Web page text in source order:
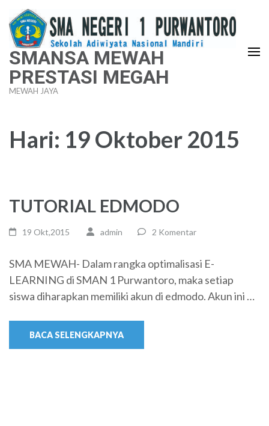
Lompat
ke
konten
(Tekan
Enter)
SMANSA MEWAH
PRESTASI MEGAH
MEWAH JAYA
Hari: 19 Oktober 2015
TUTORIAL EDMODO
19 Okt,2015 admin 2 Komentar
SMA MEWAH- Dalam rangka optimalisasi E-
LEARNING di SMAN 1 Purwantoro, maka setiap
siswa diharapkan memiliki akun di edmodo. Akun ini …
BACA SELENGKAPNYA